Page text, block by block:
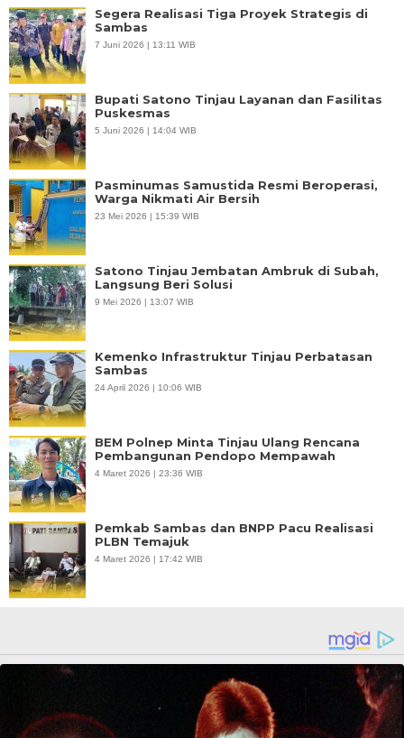
Segera Realisasi Tiga Proyek Strategis di
Sambas
7 Juni 2026 | 13:11 WIB
Bupati Satono Tinjau Layanan dan Fasilitas
Puskesmas
5 Juni 2026 | 14:04 WIB
Pasminumas Samustida Resmi Beroperasi,
Warga Nikmati Air Bersih
23 Mei 2026 | 15:39 WIB
Satono Tinjau Jembatan Ambruk di Subah,
Langsung Beri Solusi
9 Mei 2026 | 13:07 WIB
Kemenko Infrastruktur Tinjau Perbatasan
Sambas
24 April 2026 | 10:06 WIB
BEM Polnep Minta Tinjau Ulang Rencana
Pembangunan Pendopo Mempawah
4 Maret 2026 | 23:36 WIB
Pemkab Sambas dan BNPP Pacu Realisasi
PLBN Temajuk
4 Maret 2026 | 17:42 WIB